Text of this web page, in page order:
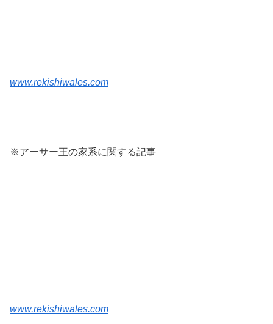
www.rekishiwales.com
※アーサー王の家系に関する記事
www.rekishiwales.com